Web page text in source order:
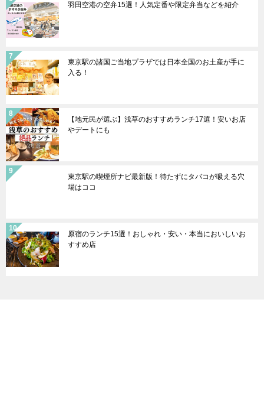
羽田空港の空弁15選！人気定番や限定弁当などを紹介
東京駅の諸国ご当地プラザでは日本全国のお土産が手に
入る！
【地元民が選ぶ】浅草のおすすめランチ17選！安いお店
やデートにも
東京駅の喫煙所ナビ最新版！待たずにタバコが吸える穴
場はココ
原宿のランチ15選！おしゃれ・安い・本当においしいお
すすめ店